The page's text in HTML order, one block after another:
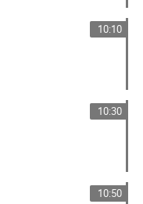
10:10
10:30
10:50